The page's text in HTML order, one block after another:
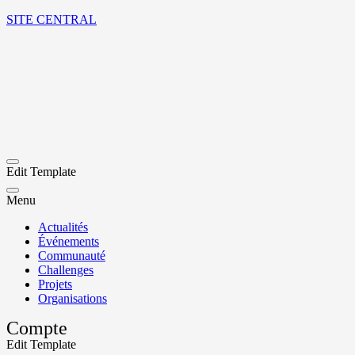
SITE CENTRAL
Edit Template
Menu
Actualités
Événements
Communauté
Challenges
Projets
Organisations
Compte
Edit Template